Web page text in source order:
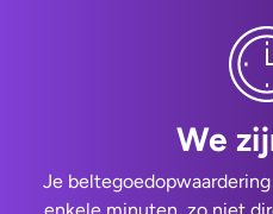
We
Je